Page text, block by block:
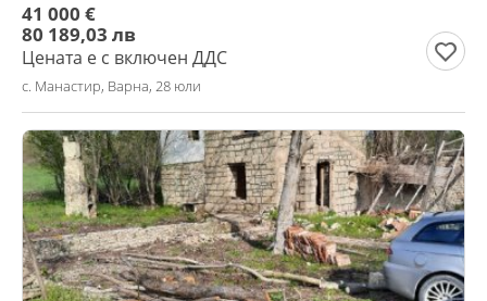
41 000 €
80 189,03 лв
Цената е с включен ДДС
с. Манастир, Варна, 28 юли